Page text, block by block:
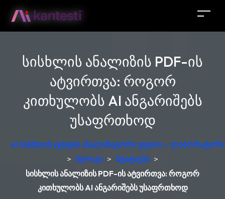
სისხლის ანალიზის PDF-ის
ატვირთვა: როგორ
კითხულობს AI ანგარიშებს
უსაფრთხოდ
AI სისხლის ტესტის ანალიზატორი უფასო –
> ბლოგი > სტატიები >
სისხლის ანალიზის PDF-ის ატვირთვა: როგორ
კითხულობს AI ანგარიშებს უსაფრთხოდ